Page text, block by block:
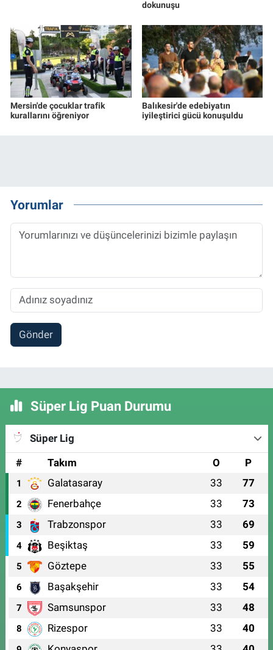
dokunuşu
Mersin'de çocuklar trafik
kurallarını öğreniyor
Balıkesir'de edebiyatın
iyileştirici gücü konuşuldu
Yorumlar
Gönder
Süper Lig Puan Durumu
Süper Lig
#
Takım O P
1 Galatasaray 33 77
2 Fenerbahçe 33 73
3 Trabzonspor 33 69
4 Beşiktaş 33 59
5 Göztepe 33 55
6 Başakşehir 33 54
7 Samsunspor 33 48
8 Rizespor 33 40